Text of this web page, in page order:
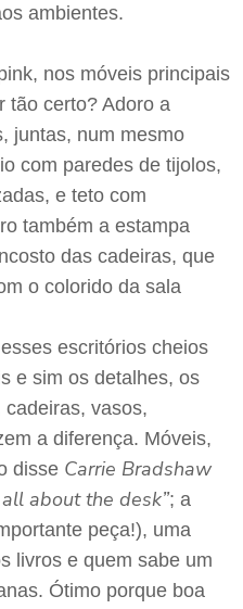
ambientes.
nos móveis principais
tão certo? Adoro a
juntas, num mesmo
com paredes de tijolos,
e teto com
também a estampa
das cadeiras, que
o colorido da sala
escritórios cheios
e sim os detalhes, os
vasos,
a diferença. Móveis,
disse Carrie Bradshaw
about the desk”; a
peça!), uma
livros e quem sabe um
Ótimo porque boa